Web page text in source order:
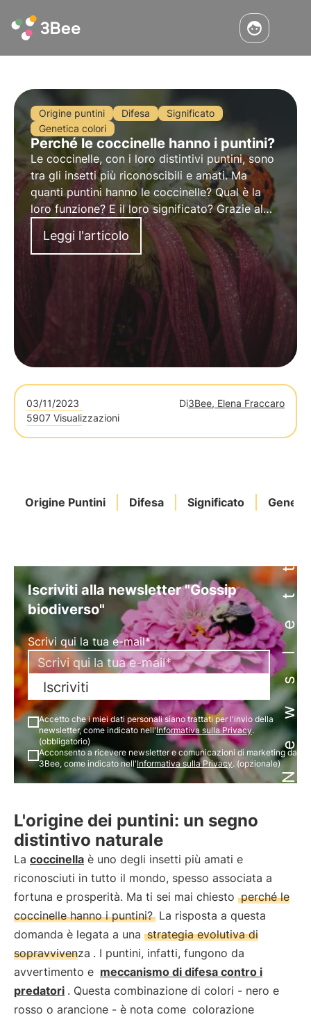
Origine puntini Difesa
Significato
Genetica colori
Perché le coccinelle hanno i puntini?
Le coccinelle, con i loro distintivi puntini, sono
tra gli insetti più riconoscibili e amati. Ma
quanti puntini hanno le coccinelle? Qual è la
loro funzione? E il loro significato? Grazie al
supporto di studi scientifici, in questo articolo
risponderemo alle domande più frequenti su
questo tema.
Leggi l'articolo
03/11/2023 Di3Bee, Elena Fraccaro
5907 Visualizzazioni
Origine Puntini Difesa Significato Newsletter
Iscriviti alla newsletter "Gossip
biodiverso"
Scrivi qui la tua e-mail*
Iscriviti
Accetto che i miei dati personali siano trattati per l'invio della
newsletter, come indicato nell'Informativa sulla Privacy.
(obbligatorio)
Acconsento a ricevere newsletter e comunicazioni di marketing da
3Bee, come indicato nell'Informativa sulla Privacy. (opzionale)
L'origine dei puntini: un segno
distintivo naturale
La coccinella è uno degli insetti più amati e
riconosciuti in tutto il mondo, spesso associata a
fortuna e prosperità. Ma ti sei mai chiesto perché le
coccinelle hanno i puntini? La risposta a questa
domanda è legata a una strategia evolutiva di
sopravvivenza . I puntini, infatti, fungono da
avvertimento e meccanismo di difesa contro i
predatori . Questa combinazione di colori - nero e
rosso o arancione - è nota come colorazione